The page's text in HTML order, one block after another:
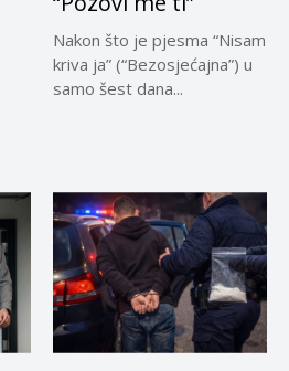
Nakon što je pjesma “Nisam
kriva ja” (“Bezosjećajna”) u
samo šest dana...